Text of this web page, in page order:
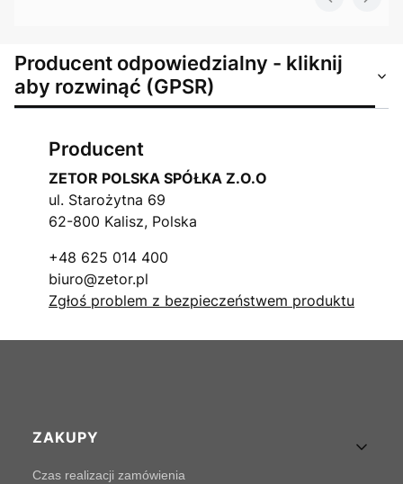
Producent odpowiedzialny - kliknij
aby rozwinąć (GPSR)
Producent
ZETOR POLSKA SPÓŁKA Z.O.O
ul. Starożytna 69
62-800 Kalisz, Polska
+48 625 014 400
biuro@zetor.pl
Zgłoś problem z bezpieczeństwem produktu
Linki w stopce
ZAKUPY
Czas realizacji zamówienia